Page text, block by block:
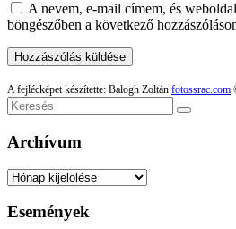
A nevem, e-mail címem, és
böngészőben a következő
A fejlécképet készítette: Balogh Zoltán fotossrac.com
Keresés
Archívum
Archívum
Események